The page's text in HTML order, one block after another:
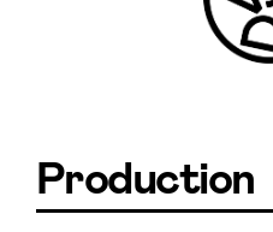
Production